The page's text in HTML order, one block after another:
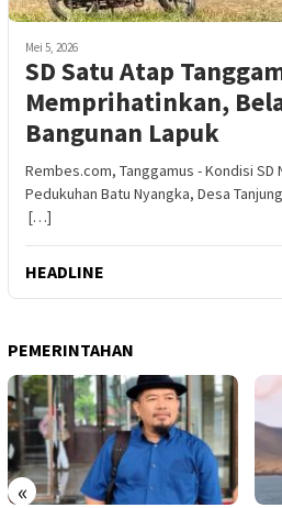
Mei 5, 2026
SD Satu Atap
Memprihatinkan,
Bangunan Lapuk
Rembes.com, Tanggamus - Kondisi SD
Pedukuhan Batu Nyangka, Desa
[…]
HEADLINE
PEMERINTAHAN
«